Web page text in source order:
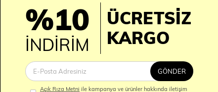
%10
İNDİRİM
ÜCRETSİZ
KARGO
GÖNDER
Açık Rıza Metni ile kampanya ve ürünler hakkında iletişim